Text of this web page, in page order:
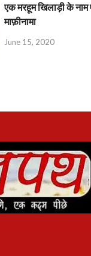
एक मरहूम खिलाड़ी के
माफ़ीनामा
June 15, 2020